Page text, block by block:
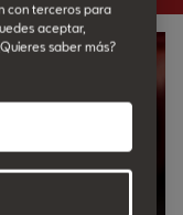
con terceros para
aceptar,
saber más?